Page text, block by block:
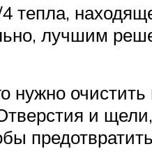
тепла,
лучшим
нужно
и